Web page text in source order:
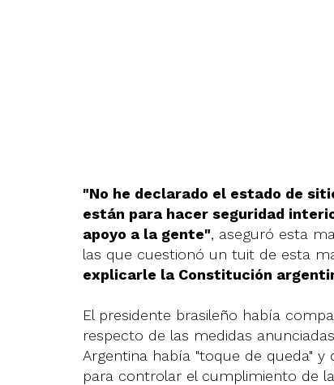
"No he declarado el estado de
están para hacer seguridad
apoyo a la gente", aseguró esta
las que cuestionó un tuit de esta
explicarle la Constitución
El presidente brasileño había
respecto de las medidas
Argentina había "toque de queda"
para controlar el cumplimiento de